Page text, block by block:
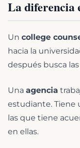
La diferencia
Un college
hacia la
después busca
Una agencia
estudiante. Tiene
las que tiene
en ellas.